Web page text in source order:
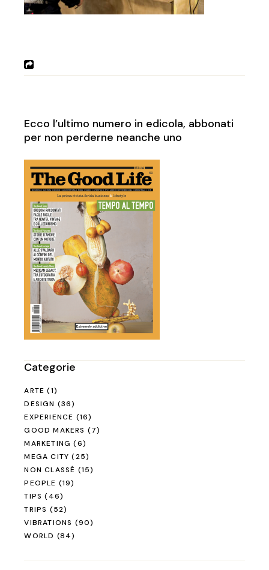
Ecco l’ultimo numero in edicola, abbonati
per non perderne neanche uno
Categorie
ARTE (1)
DESIGN (36)
EXPERIENCE (16)
GOOD MAKERS (7)
MARKETING (6)
MEGA CITY (25)
NON CLASSÉ (15)
PEOPLE (19)
TIPS (46)
TRIPS (52)
VIBRATIONS (90)
WORLD (84)